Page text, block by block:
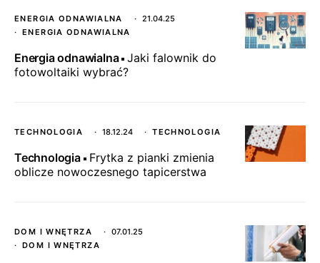
ENERGIA ODNAWIALNA
21.04.25
ENERGIA ODNAWIALNA
Energia odnawialna Jaki falownik do
fotowoltaiki wybrać?
TECHNOLOGIA 18.12.24 TECHNOLOGIA
Technologia
Frytka z pianki zmienia
oblicze nowoczesnego tapicerstwa
DOM I WNĘTRZA
07.01.25
DOM I WNĘTRZA